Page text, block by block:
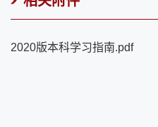
2020版本科学习指南.pdf